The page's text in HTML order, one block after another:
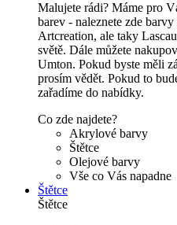
Malujete rádi? Máme pro
barev - naleznete zde
Artcreation, ale taky
světě. Dále můžete
Umton. Pokud byste měli
prosím vědět. Pokud to
zařadíme do nabídky.
Co zde najdete?
Akrylové barvy
Štětce
Olejové barvy
Vše co Vás napadne
Štětce
Štětce